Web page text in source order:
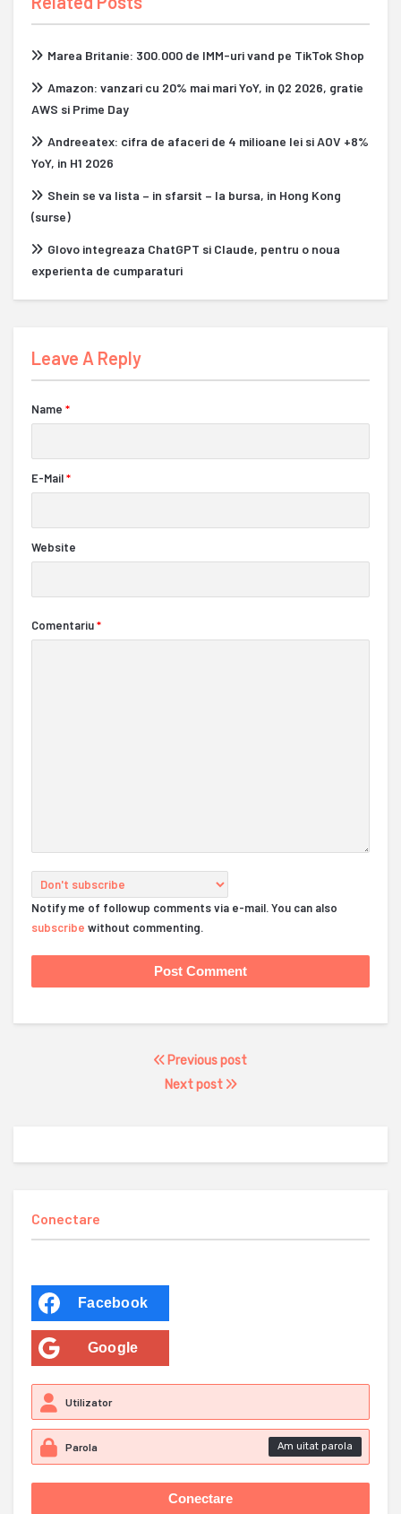
Marea Britanie: 300.000 de IMM-uri vand pe TikTok Shop
Amazon: vanzari cu 20% mai mari YoY, in Q2 2026, gratie
AWS si Prime Day
Andreeatex: cifra de afaceri de 4 milioane lei si AOV +8%
YoY, in H1 2026
Shein se va lista – in sfarsit – la bursa, in Hong Kong
(surse)
Glovo integreaza ChatGPT si Claude, pentru o noua
experienta de cumparaturi
Leave A Reply
Name *
E-Mail*
Website
Comentariu*
Notify me of followup comments via e-mail. You can also
subscribe without commenting.
Previous post
Next post
Conectare
Facebook
Google
Am uitat parola